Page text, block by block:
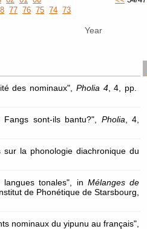
77 76 75 74 73
Year
des nominaux", Pholia 4, 4, pp.
Fangs sont-ils bantu?", Pholia , 4,
sur la phonologie diachronique du
tonales", in Mélanges de
de Phonétique de Starsbourg,
nominaux du yipunu au français",